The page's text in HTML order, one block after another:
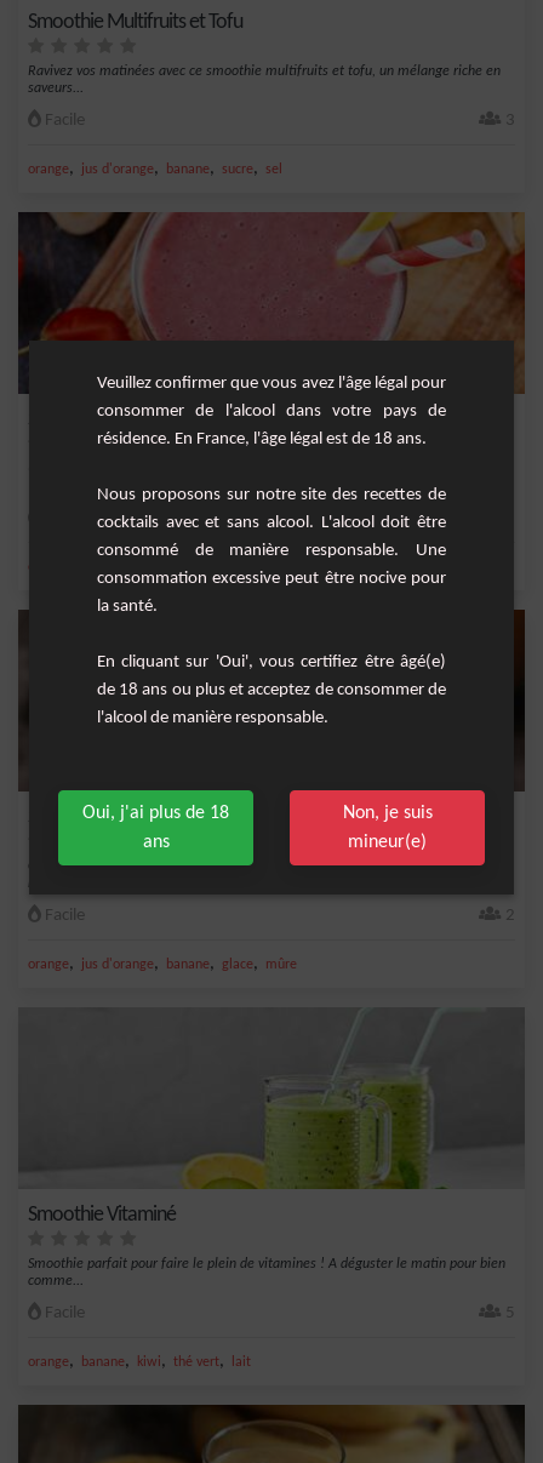
Smoothie Multifruits et Tofu
Ravivez vos matinées avec ce smoothie multifruits et tofu, un mélange riche en
saveurs...
Facile 3
orange, jus d'orange, banane, sucre, sel
Smoothie Pomme Banane et Fraise
Smoothie Tropical Onctueux à la Mangue, Orange et Banane
Ce smoothie tropical onctueux est un mélange délicieux et rafraîchissant de
mangue, d'o...
Facile 2
orange, jus d'orange, banane, glace, mûre
Smoothie Vitaminé
Smoothie parfait pour faire le plein de vitamines ! A déguster le matin pour bien
comme...
Facile 5
orange, banane, kiwi, thé vert, lait
Veuillez confirmer que vous avez l'âge légal pour
consommer de l'alcool dans votre pays de
résidence. En France, l'âge légal est de 18 ans.
Nous proposons sur notre site des recettes de
cocktails avec et sans alcool. L'alcool doit être
consommé de manière responsable. Une
consommation excessive peut être nocive pour
la santé.
En cliquant sur 'Oui', vous certifiez être âgé(e)
de 18 ans ou plus et acceptez de consommer de
l'alcool de manière responsable.
Oui, j'ai plus de 18
ans
Non, je suis
mineur(e)